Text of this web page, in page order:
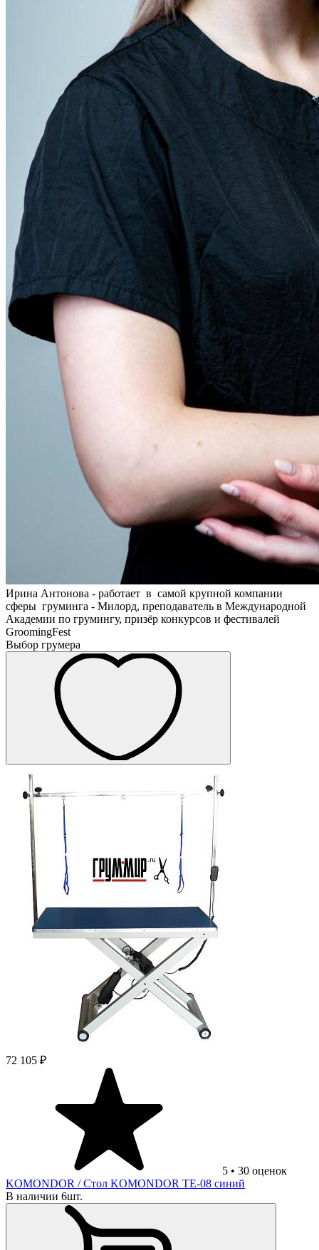
Ирина Антонова - работает в самой крупной компании
сферы груминга - Милорд, преподаватель в Международной
Академии по грумингу, призёр конкурсов и фестивалей
GroomingFest
Выбор грумера
72 105 ₽
5 • 30 оценок
KOMONDOR / Стол KOMONDOR TE-08 синий
В наличии 6шт.